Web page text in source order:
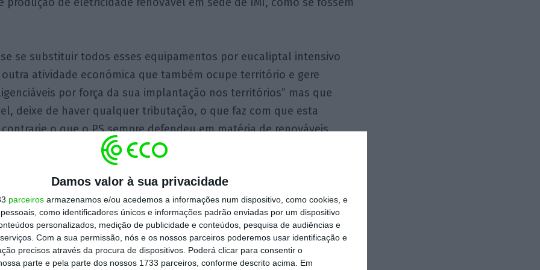
Damos valor à sua privacidade
parceiros armazenamos e/ou acedemos a informações num dispositivo, como cookies, e
como identificadores únicos e informações padrão enviadas por um dispositivo
personalizados, medição de publicidade e conteúdos, pesquisa de audiências e
Com a sua permissão, nós e os nossos parceiros poderemos usar identificação e
precisos através da procura de dispositivos. Poderá clicar para consentir o
parte e pela parte dos nossos 1733 parceiros, conforme descrito acima. Em
se substituir todos esses equipamentos por eucaliptal intensivo
atividade económica que também ocupe território e gere
por força da sua implantação nos territórios” mas que
deixe de haver qualquer tributação, o que faz com que esta
o que o PS sempre defendeu em matéria de renováveis,
de lógica contributiva. Este novo tributo, considerando a sua
não respeitaria qualquer princípio ou lógica contributiva porque
de que os projetos renováveis impliquem um encargo
municípios. Assim sendo, carece de inteligibilidade a ideia de que os
e não outros, devem pagar este tributo. Acresce que sobre os
já incidem um conjunto de encargos, obrigações e contribuições
relativos a outras atividades económicas não têm.